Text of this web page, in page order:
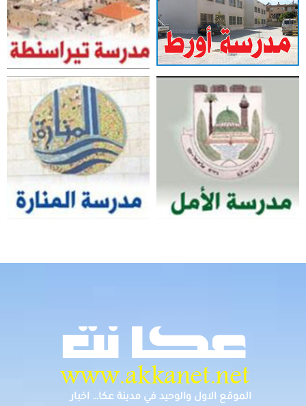
الموقع الاول والوحيد في مدينة عكا… اخبار